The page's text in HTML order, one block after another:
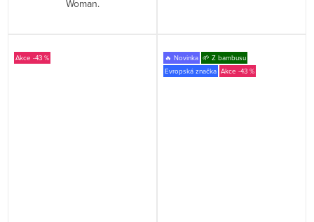
Woman.
-43 % 🔥 Novinka 🌱 Z bambusu
Evropská značka
-43 %